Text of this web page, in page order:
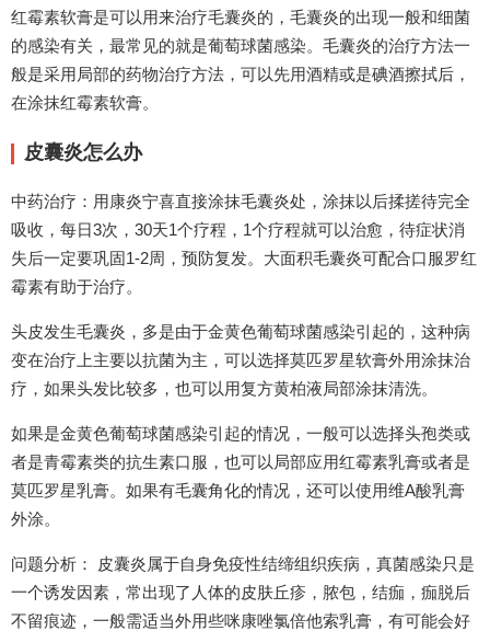
红霉素软膏是可以用来治疗毛囊炎的，毛囊炎的出现一般和细菌
的感染有关，最常见的就是葡萄球菌感染。毛囊炎的治疗方法一
般是采用局部的药物治疗方法，可以先用酒精或是碘酒擦拭后，
在涂抹红霉素软膏。
皮囊炎怎么办
中药治疗：用康炎宁喜直接涂抹毛囊炎处，涂抹以后揉搓待完全
吸收，每日3次，30天1个疗程，1个疗程就可以治愈，待症状消
失后一定要巩固1-2周，预防复发。大面积毛囊炎可配合口服罗红
霉素有助于治疗。
头皮发生毛囊炎，多是由于金黄色葡萄球菌感染引起的，这种病
变在治疗上主要以抗菌为主，可以选择莫匹罗星软膏外用涂抹治
疗，如果头发比较多，也可以用复方黄柏液局部涂抹清洗。
如果是金黄色葡萄球菌感染引起的情况，一般可以选择头孢类或
者是青霉素类的抗生素口服，也可以局部应用红霉素乳膏或者是
莫匹罗星乳膏。如果有毛囊角化的情况，还可以使用维A酸乳膏
外涂。
问题分析： 皮囊炎属于自身免疫性结缔组织疾病，真菌感染只是
一个诱发因素，常出现了人体的皮肤丘疹，脓包，结痂，痂脱后
不留痕迹，一般需适当外用些咪康唑氯倍他索乳膏，有可能会好